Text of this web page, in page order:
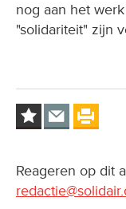
nog aan het
"solidariteit" zijn
Reageren op dit